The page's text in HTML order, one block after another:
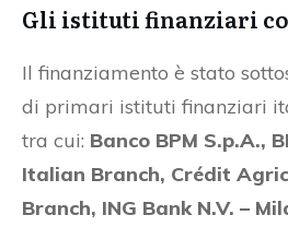
Gli istituti finanziari
Il finanziamento è stato
di primari istituti finanziari
tra cui: Banco BPM S.p.A.,
Italian Branch, Crédit
Branch, ING Bank N.V. –